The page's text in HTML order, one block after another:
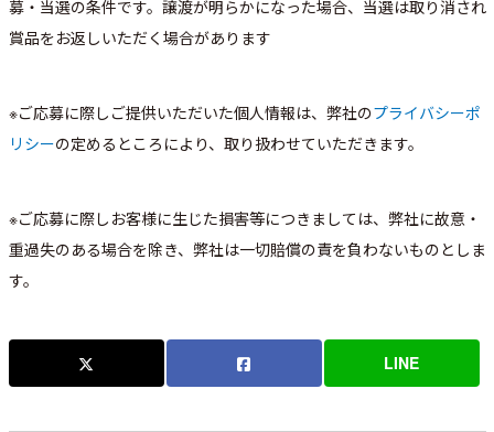
募・当選の条件です。譲渡が明らかになった場合、当選は取り消され
賞品をお返しいただく場合があります
※ご応募に際しご提供いただいた個人情報は、弊社のプライバシーポ
リシーの定めるところにより、取り扱わせていただきます。
※ご応募に際しお客様に生じた損害等につきましては、弊社に故意・
重過失のある場合を除き、弊社は一切賠償の責を負わないものとしま
す。
LINE